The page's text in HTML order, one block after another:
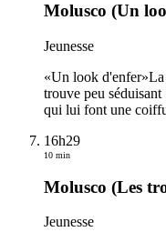
Molusco (Un
Jeunesse
«Un look d'enfer»La
trouve peu séduisant
qui lui font une
16h29
10 min
Molusco (Les
Jeunesse